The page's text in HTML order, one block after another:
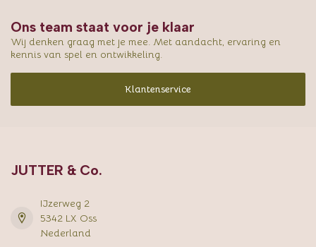
Ons team staat voor je klaar
Wij denken graag met je mee. Met aandacht, ervaring en
kennis van spel en ontwikkeling.
Klantenservice
JUTTER & Co.
IJzerweg 2
5342 LX Oss
Nederland